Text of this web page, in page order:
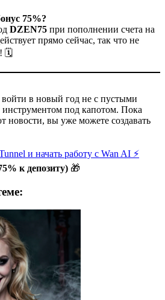
75%?
DZEN75 при пополнении счета на
прямо сейчас, так что не
🗓️
в новый год не с пустыми
под капотом. Пока
новости, вы уже можете создавать
и начать работу с Wan AI ⚡️
к депозиту) 🎁